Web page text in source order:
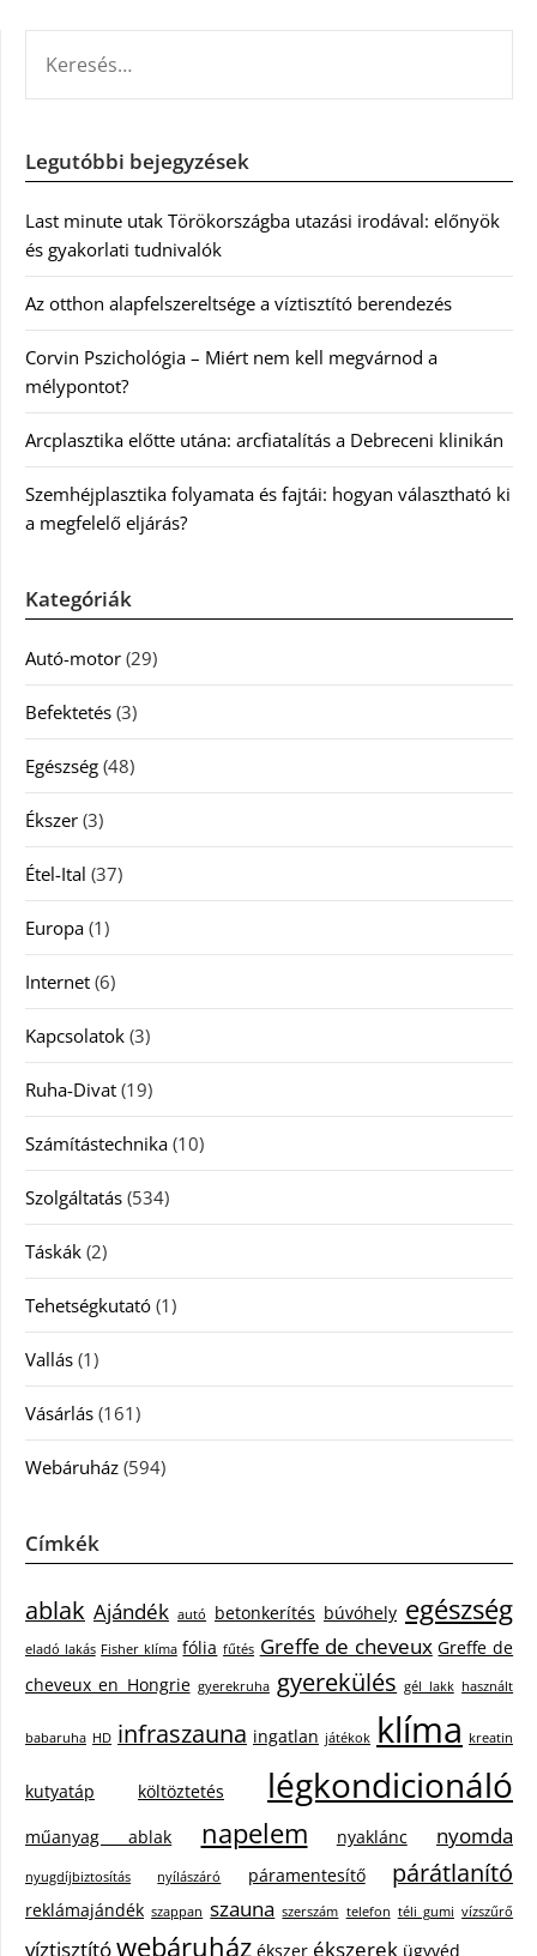
Legutóbbi bejegyzések
Last minute utak Törökországba utazási irodával: előnyök
és gyakorlati tudnivalók
Az otthon alapfelszereltsége a víztisztító berendezés
Corvin Pszichológia – Miért nem kell megvárnod a
mélypontot?
Arcplasztika előtte utána: arcfiatalítás a Debreceni klinikán
Szemhéjplasztika folyamata és fajtái: hogyan választható ki
a megfelelő eljárás?
Kategóriák
Autó-motor (29)
Befektetés (3)
Egészség (48)
Ékszer (3)
Étel-Ital (37)
Europa (1)
Internet (6)
Kapcsolatok (3)
Ruha-Divat (19)
Számítástechnika (10)
Szolgáltatás (534)
Táskák (2)
Tehetségkutató (1)
Vallás (1)
Vásárlás (161)
Webáruház (594)
Címkék
ablak Ajándék autó betonkerítés búvóhely egészség
eladó lakás Fisher klíma fólia fűtés Greffe de cheveux Greffe de
cheveux en Hongrie gyerekruha gyerekülés gél lakk használt
babaruha HD infraszauna ingatlan játékok klíma kreatin
kutyatáp költöztetés légkondicionáló
műanyag ablak napelem nyaklánc nyomda
nyugdíjbiztosítás nyílászáró páramentesítő párátlanító
reklámajándék szappan szauna szerszám telefon téli gumi vízszűrő
víztisztítówebáruház ékszer ékszerek ügyvéd